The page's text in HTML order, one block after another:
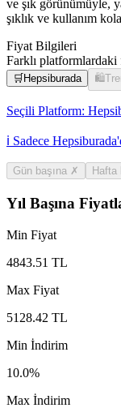
ve şık görünümüyle,
şıklık ve kullanım
Fiyat Bilgileri
Farklı
🛒 Hepsiburada 🛍️
Seçili Platform:
ℹ️ Sadece
Gün başına ✗ Hafta
Yıl Başına
Min Fiyat
4843.51 TL
Max Fiyat
5128.42 TL
Min İndirim
10.0%
Max İndirim